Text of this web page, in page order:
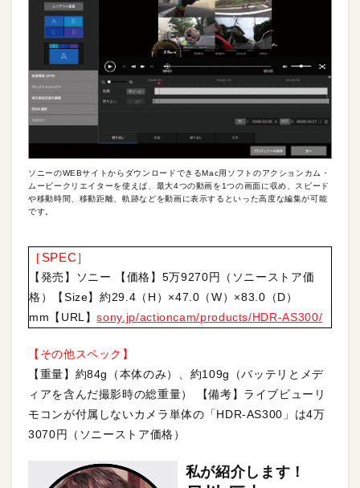
ソニーのWEBサイトからダウンロードできるMac用ソフトのアクションカム・
ムービークリエイターを使えば、最大4つの動画を1つの画面に収め、スピード
や移動時間、移動距離、軌跡などを動画に表示するといった高度な編集が可能
です。
［SPEC］
【発売】ソニー 【価格】5万9270円（ソニーストア価
格）【Size】約29.4（H）×47.0（W）×83.0（D）
mm【URL】sony.jp/actioncam/products/HDR-AS300/
【その他スペック】
【重量】約84g（本体のみ）、約109g（バッテリとメデ
ィアを含んだ撮影時の総重量） 【備考】ライブビューリ
モコンが付属しないカメラ単体の「HDR-AS300」は4万
3070円（ソニーストア価格）
私が紹介します！